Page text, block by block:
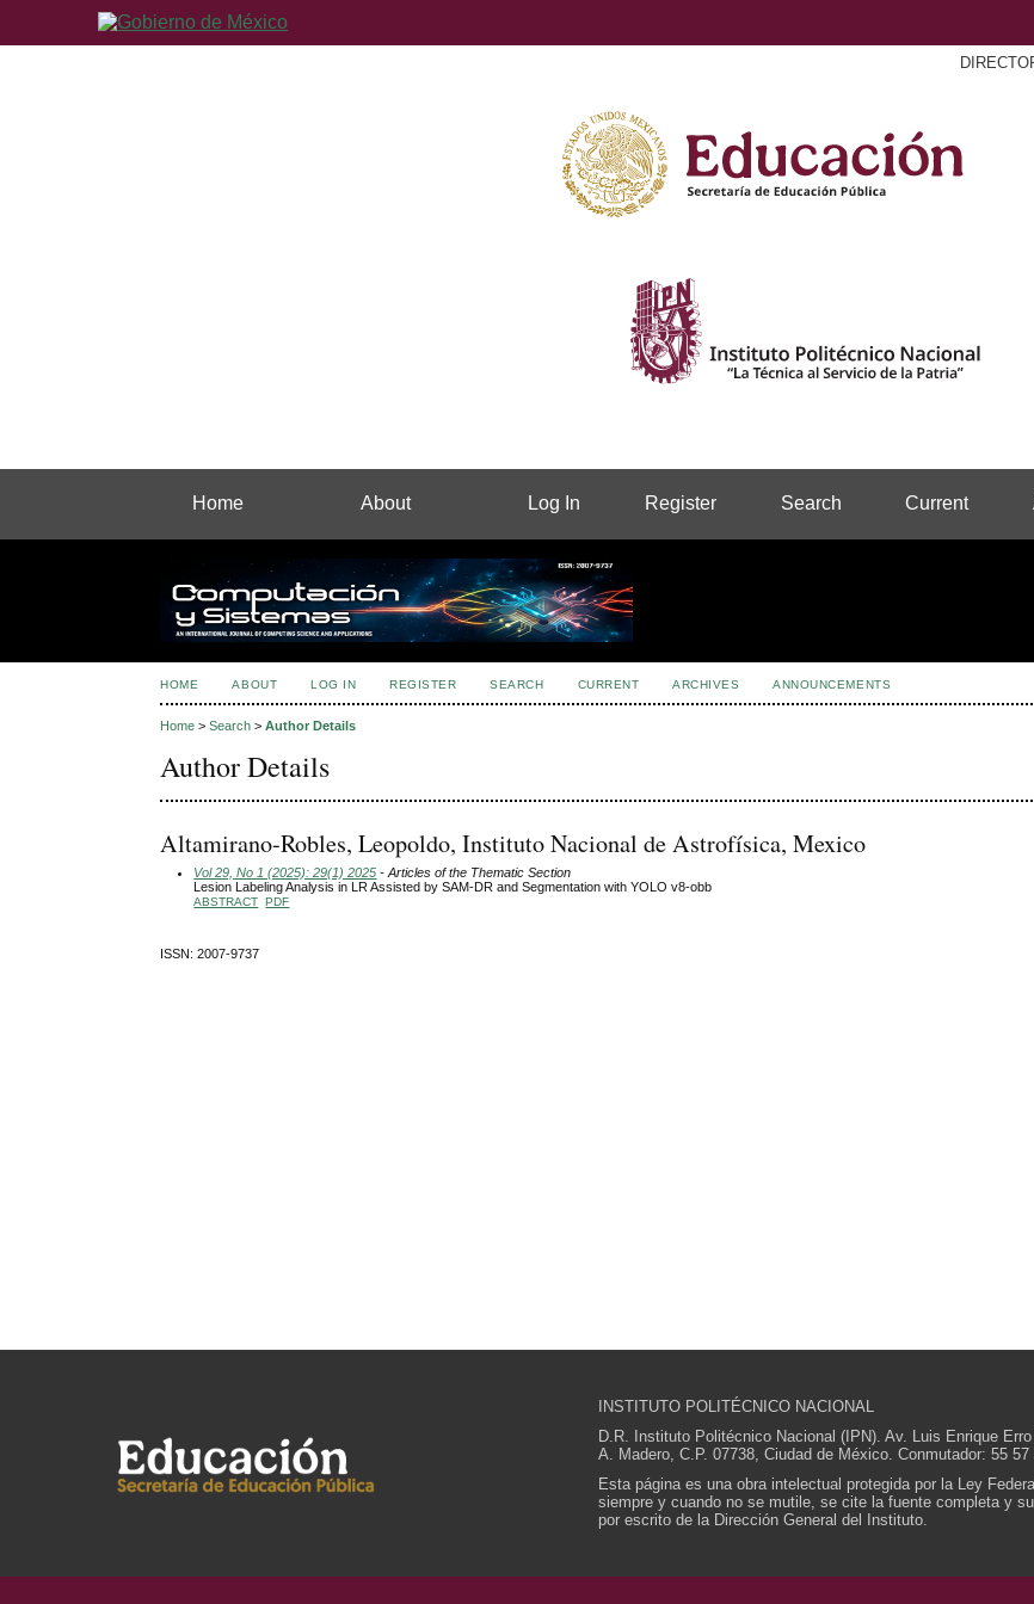
Home About Log In Register Search Current
HOME ABOUT LOG IN REGISTER SEARCH CURRENT ARCHIVES ANNOUNCEMENTS
Home >Search >Author Details
Author Details
Altamirano-Robles, Leopoldo, Instituto Nacional de Astrofísica, Mexico
Vol 29, No 1 (2025): 29(1) 2025 - Articles of the Thematic Section
Lesion Labeling Analysis in LR Assisted by SAM-DR and Segmentation with YOLO v8-obb
ABSTRACT PDF
ISSN: 2007-9737
INSTITUTO POLITÉCNICO NACIONAL
D.R. Instituto Politécnico Nacional (IPN). Av. Luis Enrique
A. Madero, C.P. 07738, Ciudad de México. Conmutador: 55 57
Esta página es una obra intelectual protegida por la Ley
siempre y cuando no se mutile, se cite la fuente completa y
por escrito de la Dirección General del Instituto.